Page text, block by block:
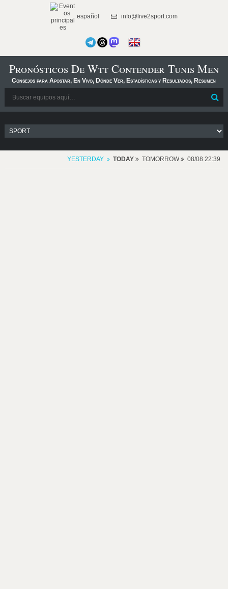
español info@live2sport.com
Pronósticos De Wtt Contender Tunis Men
Consejos para Apostar, En Vivo, Dónde Ver, Estadísticas y Resultados, Resumen
YESTERDAY TODAY TOMORROW 08/08 22:39